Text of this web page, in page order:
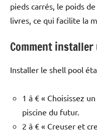
pieds carrés, le poids
livres, ce qui facilite la
Comment installer
Installer le shell pool
1 â € « Choisissez
piscine du futur.
2 â € « Creuser et